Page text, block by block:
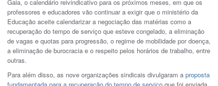
Gaia, o calendário reivindicativo para os próximos meses, em que os
professores e educadores vão continuar a exigir que o ministério da
Educação aceite calendarizar a negociação das matérias como a
recuperação do tempo de serviço que esteve congelado, a eliminação
de vagas e quotas para progressão, o regime de mobilidade por doença,
a eliminação de burocracia e o respeito pelos horários de trabalho, entre
outras.
Para além disso, as nove organizações sindicais divulgaram a proposta